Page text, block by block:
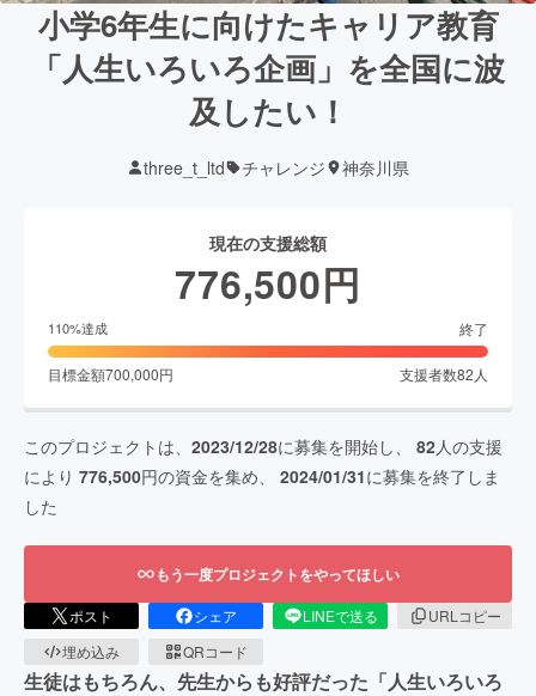
小学6年生に向けたキャリア教育
「人生いろいろ企画」を全国に波
及したい！
three_t_ltd チャレンジ 神奈川県
現在の支援総額
776,500円
110%達成 終了
目標金額700,000円 支援者数82 人
このプロジェクトは、 2023/12/28に募集を開始し、 82人の支援
により 776,500円の資金を集め、 2024/01/31に募集を終了しま
した
もう一度プロジェクトをやってほしい
ポスト シェア LINEで送る
URLコピー
埋め込み
QRコード
生徒はもちろん、先生からも好評だった「人生いろいろ